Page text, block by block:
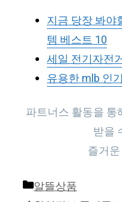
지금 당장 봐야
템 베스트 10
세일 전기자전
유용한 mlb 인
파트너스 활동을
받을
즐거
Categories
알뜰상품